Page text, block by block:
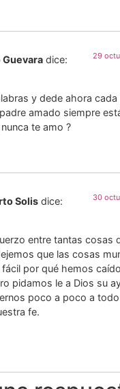
Guevara dice: 29
y dede ahora cada
amado siempre
te amo ?
Solis dice: 30
entre tantas cosas
que las cosas
por qué hemos
pidamos le a Dios su
poco a poco a
fe.